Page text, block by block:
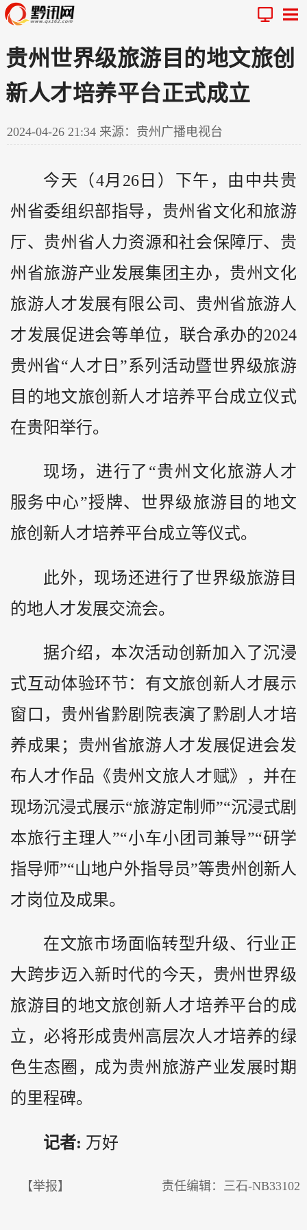
贵州世界级旅游目的地文旅创
新人才培养平台正式成立
2024-04-26 21:34 来源：贵州广播电视台
今天（4月26日）下午，由中共贵
州 省委组织部指导，贵州省文化和旅游
厅、贵州省人力资源和社会保障厅、贵
州省旅游产业发展集团主办，贵州文化
旅游人才发展有限公司、贵州省旅游人
才发展促进会等单位，联合承办的2024
贵州省“人才日”系列活动暨世界级旅游
目的地文旅创新人才培养平台成立仪式
在贵阳举行。
现场，进行了“贵州文化旅游人才
服务中心”授牌、世界级旅游目的地文
旅创新人才培养平台成立等仪式。
此外，现场还进行了世界级旅游目
的地人才发展交流会。
据介绍，本次活动创新加入了沉浸
式互动体验环节：有文旅创新人才展示
窗口，贵州省黔剧院表演了黔剧人才培
养成果；贵州省旅游人才发展促进会发
布人才作品《贵州文旅人才赋》，并在
现场沉浸式展示“旅游定制师”“沉浸式剧
本旅行主理人”“小车小团司兼导”“研学
指导师”“山地户外指导员”等贵州创新人
才岗位及成果。
在文旅市场面临转型升级、行业正
大跨步迈入新时代的今天，贵州世界级
旅游目的地文旅创新人才培养平台的成
立，必将形成贵州高层次人才培养的绿
色生态圈，成为贵州旅游产业发展时期
的里程碑。
记者: 万好
【举报】 责任编辑：三石-NB33102